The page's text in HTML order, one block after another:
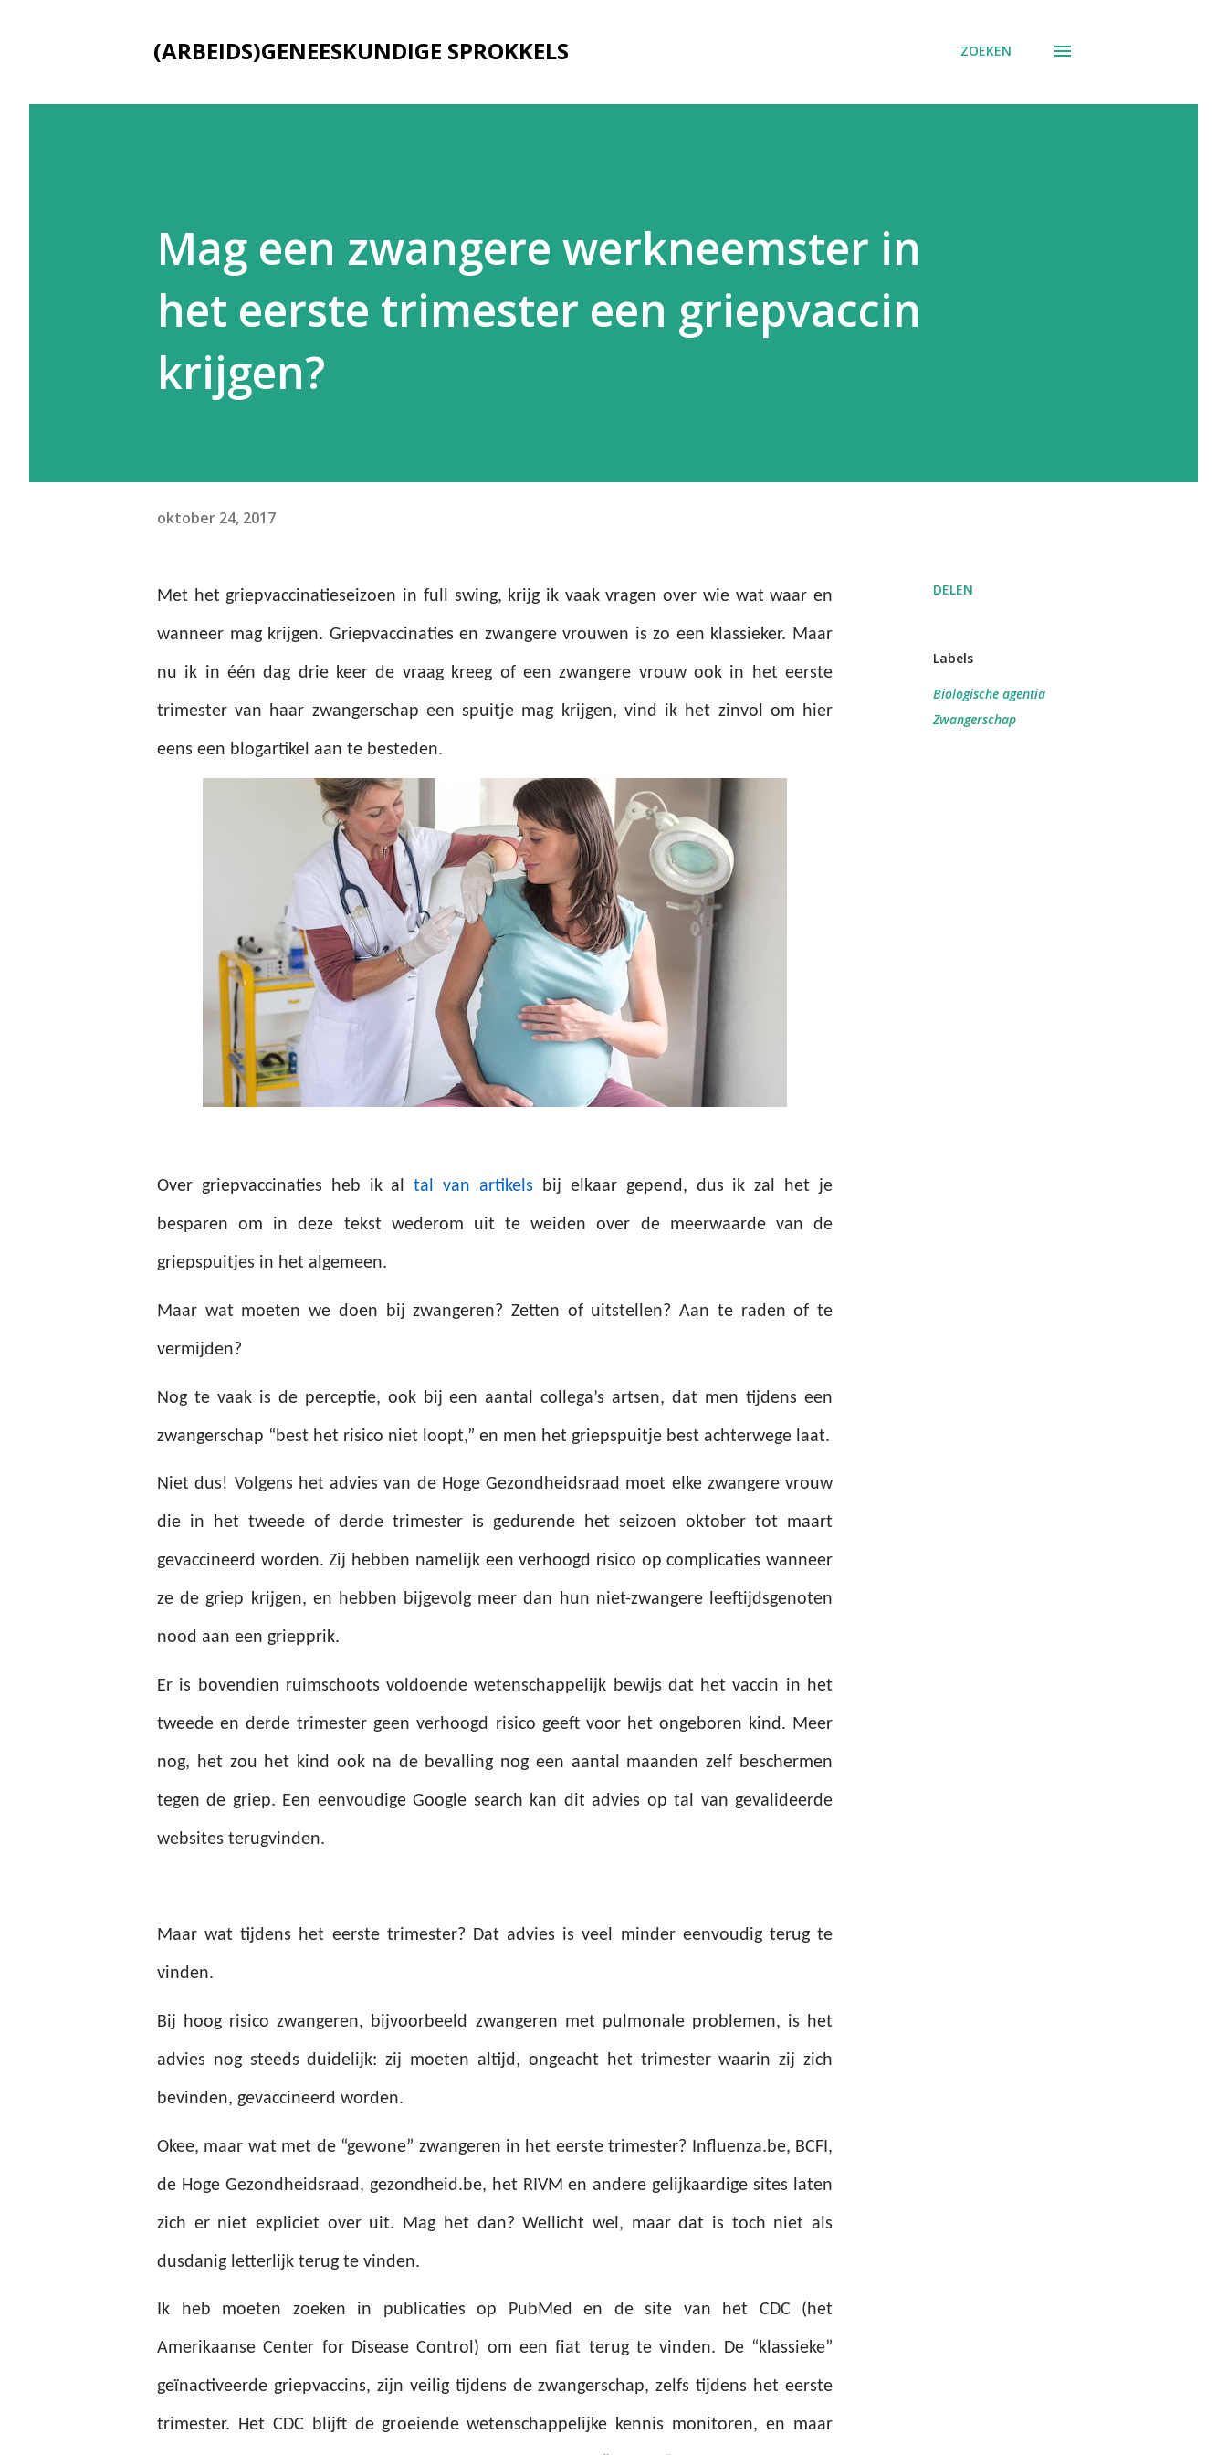
(ARBEIDS)GENEESKUNDIGE SPROKKELS ZOEKEN
Mag een zwangere werkneemster in
het eerste trimester een griepvaccin
krijgen?
oktober 24, 2017
Met het griepvaccinatieseizoen in full swing, krijg ik vaak vragen over wie wat waar en
wanneer mag krijgen. Griepvaccinaties en zwangere vrouwen is zo een klassieker. Maar
nu ik in één dag drie keer de vraag kreeg of een zwangere vrouw ook in het eerste
trimester van haar zwangerschap een spuitje mag krijgen, vind ik het zinvol om hier
eens een blogartikel aan te besteden.
Over griepvaccinaties heb ik altal van artikels bij elkaar gepend, dus ik zal het je
besparen om in deze tekst wederom uit te weiden over de meerwaarde van de
griepspuitjes in het algemeen.
Maar wat moeten we doen bij zwangeren? Zetten of uitstellen? Aan te raden of te
vermijden?
Nog te vaak is de perceptie, ook bij een aantal collega’s artsen, dat men tijdens een
zwangerschap “best het risico niet loopt,” en men het griepspuitje best achterwege laat.
Niet dus! Volgens het advies van de Hoge Gezondheidsraad moet elke zwangere vrouw
die in het tweede of derde trimester is gedurende het seizoen oktober tot maart
gevaccineerd worden. Zij hebben namelijk een verhoogd risico op complicaties wanneer
ze de griep krijgen, en hebben bijgevolg meer dan hun niet-zwangere leeftijdsgenoten
nood aan een griepprik.
Er is bovendien ruimschoots voldoende wetenschappelijk bewijs dat het vaccin in het
tweede en derde trimester geen verhoogd risico geeft voor het ongeboren kind. Meer
nog, het zou het kind ook na de bevalling nog een aantal maanden zelf beschermen
tegen de griep. Een eenvoudige Google search kan dit advies op tal van gevalideerde
websites terugvinden.
Maar wat tijdens het eerste trimester? Dat advies is veel minder eenvoudig terug te
vinden.
Bij hoog risico zwangeren, bijvoorbeeld zwangeren met pulmonale problemen, is het
advies nog steeds duidelijk: zij moeten altijd, ongeacht het trimester waarin zij zich
bevinden, gevaccineerd worden.
Okee, maar wat met de “gewone” zwangeren in het eerste trimester? Influenza.be, BCFI,
de Hoge Gezondheidsraad, gezondheid.be, het RIVM en andere gelijkaardige sites laten
zich er niet expliciet over uit. Mag het dan? Wellicht wel, maar dat is toch niet als
dusdanig letterlijk terug te vinden.
Ik heb moeten zoeken in publicaties op PubMed en de site van het CDC (het
Amerikaanse Center for Disease Control) om een fiat terug te vinden. De “klassieke”
geïnactiveerde griepvaccins, zijn veilig tijdens de zwangerschap, zelfs tijdens het eerste
trimester. Het CDC blijft de groeiende wetenschappelijke kennis monitoren, en maar
DELEN
Labels
Biologische agentia
Zwangerschap